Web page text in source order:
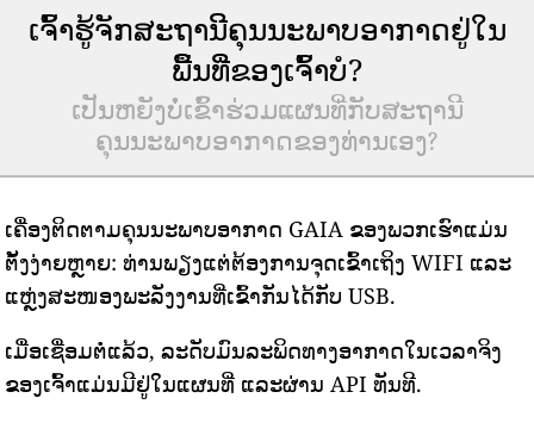
ເຈົ້າຮູ້ຈັກສະຖານີຄຸນນະພາບອາກາດຢູ່ໃນ
ພື້ນທີ່ຂອງເຈົ້າບໍ?
ເປັນຫຍັງບໍ່ເຂົ້າຮ່ວມແຜນທີ່ກັບສະຖານີ
ຄຸນນະພາບອາກາດຂອງທ່ານເອງ?
ເຄື່ອງຕິດຕາມຄຸນນະພາບອາກາດ GAIA ຂອງພວກເຮົາແມ່ນ
ຕັ້ງງ່າຍຫຼາຍ: ທ່ານພຽງແຕ່ຕ້ອງການຈຸດເຂົ້າເຖິງ WIFI ແລະ
ແຫຼ່ງສະໜອງພະລັງງານທີ່ເຂົ້າກັນໄດ້ກັບ USB.
ເມື່ອເຊື່ອມຕໍ່ແລ້ວ, ລະດັບມົນລະພິດທາງອາກາດໃນເວລາຈິງ
ຂອງເຈົ້າແມ່ນມີຢູ່ໃນແຜນທີ່ ແລະຜ່ານ API ທັນທີ.